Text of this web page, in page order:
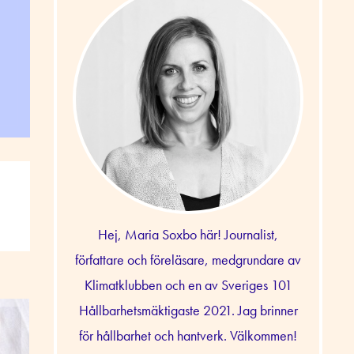
Hej, Maria Soxbo här! Journalist,
författare och föreläsare, medgrundare av
Klimatklubben och en av Sveriges 101
Hållbarhetsmäktigaste 2021. Jag brinner
för hållbarhet och hantverk. Välkommen!